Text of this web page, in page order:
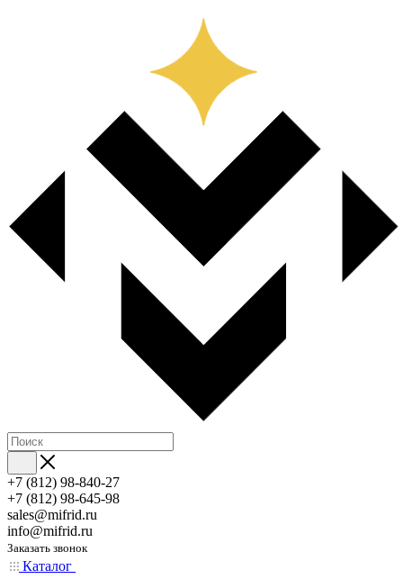
+7 (812) 98-840-27
+7 (812) 98-645-98
sales@mifrid.ru
info@mifrid.ru
Заказать звонок
Каталог